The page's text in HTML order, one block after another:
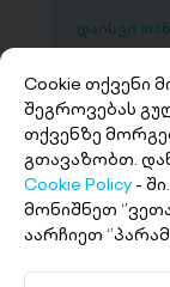
დაისვი
Cookie თქვენი
შეგროვებას
თქვენზე
გთავაზობთ.
Cookie Policy -
მონიშნეთ
აარჩიეთ